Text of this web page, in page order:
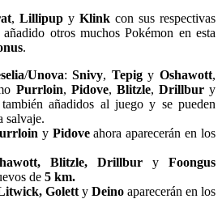
, Lillipup y Klink con sus respectivas
otros muchos Pokémon en esta
.
/Unova:Snivy, TepigyOshawott,
Purrloin, Pidove, Blitzle, Drillbury
añadidos al juego y se pueden
salvaje.
y Pidoveahora aparecerán en los
Blitzle, Drillbur y Foongus
de 5 km.
Golett y Deino aparecerán en los